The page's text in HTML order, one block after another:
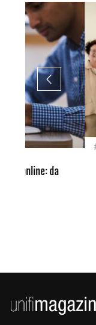
#studentiunifi
Laureata
del Premio